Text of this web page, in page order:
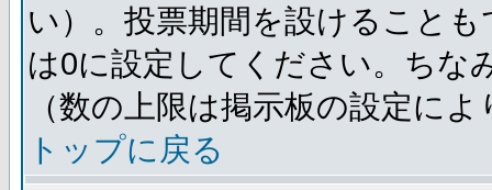
い）。投票期間を設けること
は0に設定してください。ちな
（数の上限は掲示板の設定に
トップに戻る